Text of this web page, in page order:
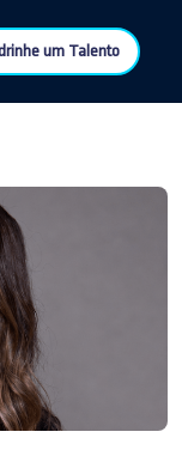
um Talento